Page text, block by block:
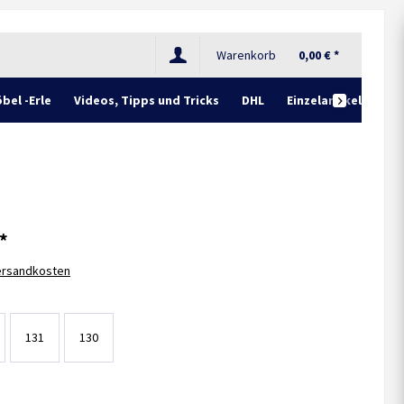
Warenkorb 0,00 € *
-Erle Videos, Tipps und Tricks DHL Einzelartikel

131 130